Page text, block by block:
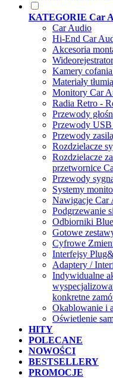
KATEGORIE Car
Car Audio
Hi-End Car
Akcesoria
Kamery
Materiały
Monitory Car
Radia Retro -
Przewody
Przewody
Przewody
Rozdzielacze
Rozdzielacze
przetwornice
Przewody
Systemy
Nawigacje Car
Podgrzewanie
Odbiorniki
Gotowe
Cyfrowe
Interfejsy
Adaptery /
Indywidualne
konkretne
Okablowanie i
Oświetlenie
HITY
POLECANE
NOWOŚCI
BESTSELLERY
PROMOCJE